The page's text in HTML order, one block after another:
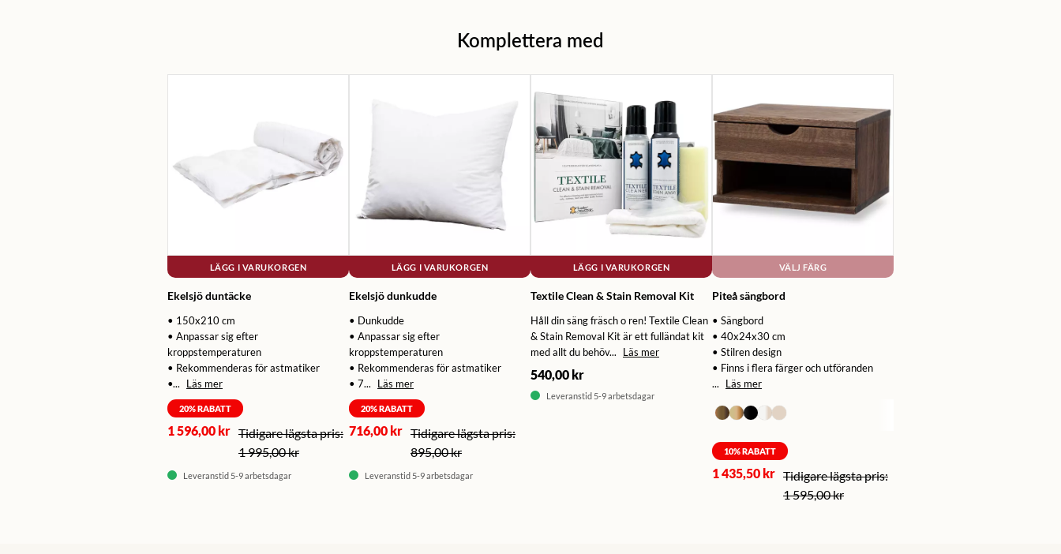
Komplettera med
LÄGG I VARUKORGEN
Ekelsjö duntäcke
• 150x210 cm
• Anpassar sig efter
kroppstemperaturen
• Rekommenderas för astmatiker
•...
Läs mer
20% RABATT
1 596,00 kr
1 995,00 kr
Leveranstid 5-9 arbetsdagar
LÄGG I VARUKORGEN
Ekelsjö dunkudde
• Dunkudde
• Anpassar sig efter
kroppstemperaturen
• Rekommenderas för astmatiker
• 7...
Läs mer
20% RABATT
716,00 kr
895,00 kr
Leveranstid 5-9 arbetsdagar
LÄGG I VARUKORGEN
Textile Clean & Stain Removal Kit
Håll din säng fräsch o ren! Textile Clean
& Stain Removal Kit är ett fulländat kit
med allt du behöv...
Läs mer
540,00 kr
Leveranstid 5-9 arbetsdagar
VÄLJ FÄRG
Piteå sängbord
• Sängbord
• 40x24x30 cm
• Stilren design
• Finns i flera färger och utföranden
...
Läs mer
10% RABATT
1 435,50 kr
1 595,00 kr